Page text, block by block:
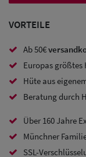
Sale: Army
Caps
Sale:
Trucker
Caps
Sale: Caps
mit
VORTEILE
Ab 50€
Europas größtes
Hüte aus
Beratung durch
Über 160 Jahre
Münchner
SSL-